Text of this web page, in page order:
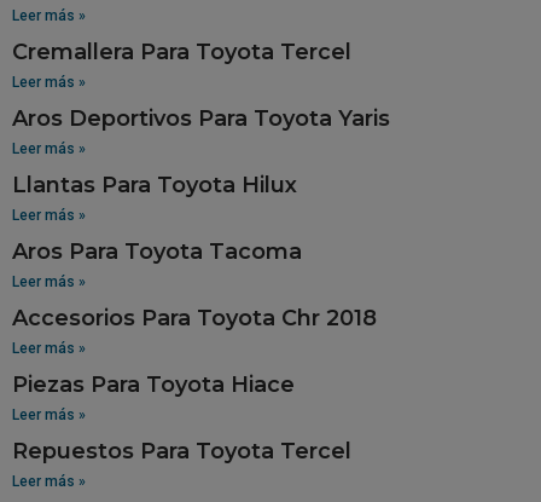
Leer más »
Cremallera Para Toyota Tercel
Leer más »
Aros Deportivos Para Toyota Yaris
Leer más »
Llantas Para Toyota Hilux
Leer más »
Aros Para Toyota Tacoma
Leer más »
Accesorios Para Toyota Chr 2018
Leer más »
Piezas Para Toyota Hiace
Leer más »
Repuestos Para Toyota Tercel
Leer más »